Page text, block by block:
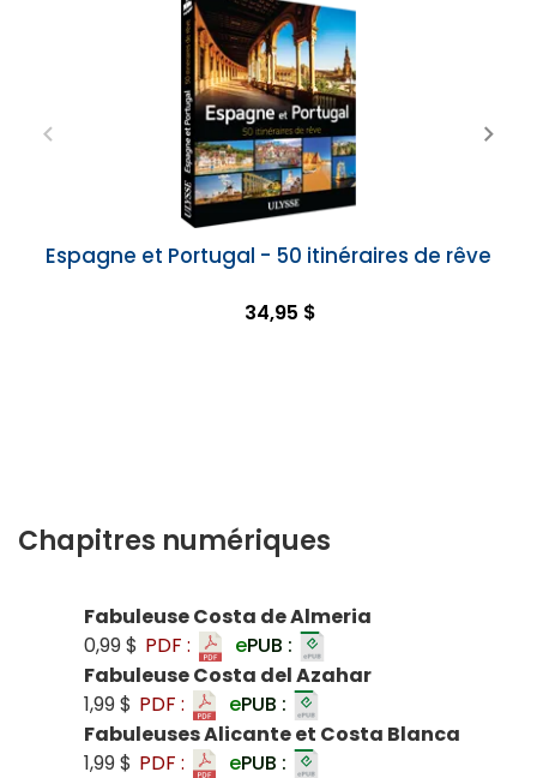
Espagne et Portugal - 50 itinéraires de rêve
34,95 $
Chapitres numériques
Fabuleuse Costa de Almeria
0,99 $ PDF : ePUB :
Fabuleuse Costa del Azahar
1,99 $ PDF : ePUB :
Fabuleuses Alicante et Costa Blanca
1,99 $ PDF : ePUB :